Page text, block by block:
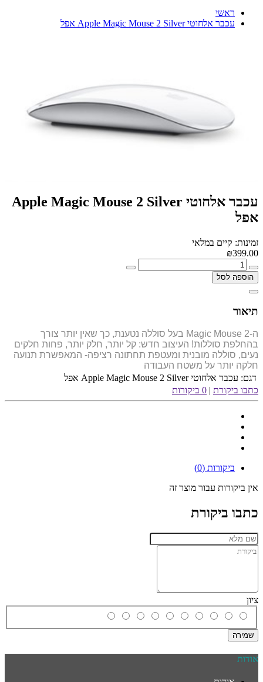
ראשי
‏עכבר אלחוטי Apple Magic Mouse 2 Silver אפל
‏עכבר אלחוטי Apple Magic Mouse 2 Silver
אפל
זמינות: קיים במלאי
₪399.00
הוספה לסל
תיאור
ה-Magic Mouse 2 בעל סוללה נטענת, כך שאין יותר צורך
בהחלפת סוללות! העיצוב חדש: קל יותר, חלק יותר, פחות חלקים
נעים, סוללה מובנית ומעטפת תחתונה רציפה- המאפשרת תנועה
חלקה יותר על משטח העבודה
דגם: ‏עכבר אלחוטי Apple Magic Mouse 2 Silver אפל
כתבו ביקורת | 0 ביקורות
ביקורות (0)
אין ביקורות עבור מוצר זה
כתבו ביקורת
ציון
שמירה
אודות